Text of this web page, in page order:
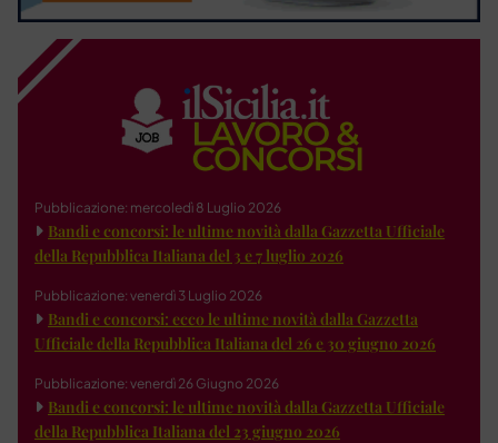
Pubblicazione: mercoledì 8 Luglio 2026
Bandi e concorsi: le ultime novità dalla Gazzetta Ufficiale
della Repubblica Italiana del 3 e 7 luglio 2026
Pubblicazione: venerdì 3 Luglio 2026
Bandi e concorsi: ecco le ultime novità dalla Gazzetta
Ufficiale della Repubblica Italiana del 26 e 30 giugno 2026
Pubblicazione: venerdì 26 Giugno 2026
Bandi e concorsi: le ultime novità dalla Gazzetta Ufficiale
della Repubblica Italiana del 23 giugno 2026